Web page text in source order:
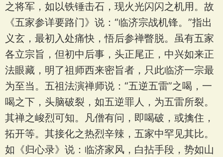
之将军，如以铁锤击石，现火光闪闪之机用。故
《五家参详要路门》说：“临济宗战机锋。”指出
义玄，最初入处痛快，悟后参禅瞥脱。虽有五家
各立宗旨，但初中后事，头正尾正，中兴如来正
法眼藏，明了祖师西来密旨者，只此临济一宗最
为至当。五祖法演禅师说：“五逆五雷”之喝，一
喝之下，头脑破裂，如五逆罪人，为五雷所裂。
其禅之峻烈可知。凡僧有问，即喝破，或擒住，
拓开等。其接化之热烈辛辣，五家中罕见其比。
如《归心录》说：临济家风，白拈手段，势如山